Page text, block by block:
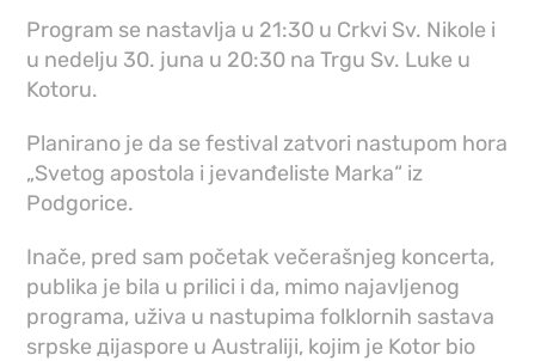
Program se nastavlja u 21:30 u Crkvi Sv. Nikole i
u nedelju 30. juna u 20:30 na Trgu Sv. Luke u
Kotoru.
Planirano je da se festival zatvori nastupom hora
„Svetog apostola i jevanđeliste Marka“ iz
Podgorice.
Inače, pred sam početak večerašnjeg koncerta,
publika je bila u prilici i da, mimo najavljenog
programa, uživa u nastupima folklornih sastava
srpske дijaspore u Australiji, kojim je Kotor bio